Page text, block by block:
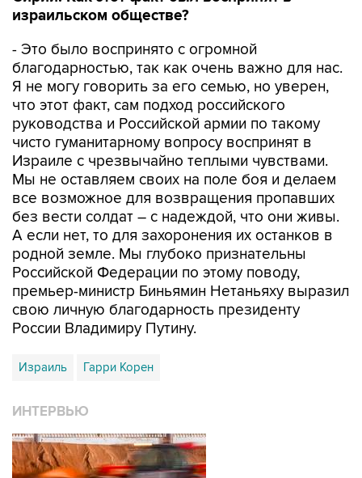
израильском обществе?
- Это было воспринято с огромной
благодарностью, так как очень важно для нас.
Я не могу говорить за его семью, но уверен,
что этот факт, сам подход российского
руководства и Российской армии по такому
чисто гуманитарному вопросу воспринят в
Израиле с чрезвычайно теплыми чувствами.
Мы не оставляем своих на поле боя и делаем
все возможное для возвращения пропавших
без вести солдат – с надеждой, что они живы.
А если нет, то для захоронения их останков в
родной земле. Мы глубоко признательны
Российской Федерации по этому поводу,
премьер-министр Биньямин Нетаньяху выразил
свою личную благодарность президенту
России Владимиру Путину.
Израиль Гарри Корен
ИНТЕРВЬЮ